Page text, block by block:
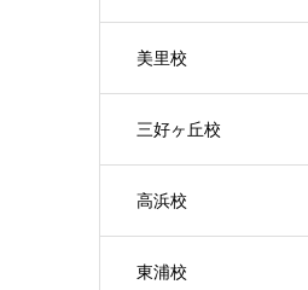
美里校
三好ヶ丘校
高浜校
東浦校